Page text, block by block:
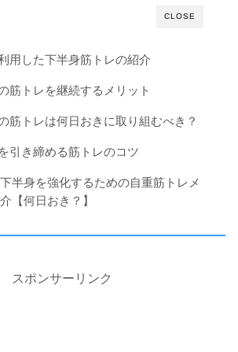
CLOSE
用した下半身筋トレの紹介
筋トレを継続するメリット
筋トレは何日おきに取り組むべき？
引き締める筋トレのコツ
半身を強化するための自重筋トレメ
【何日おき？】
スポンサーリンク